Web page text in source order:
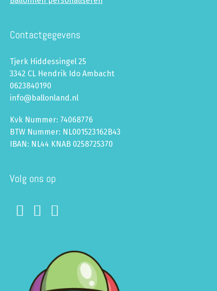
Contactgegevens
Tjerk Hiddessingel 25
3342 CL Hendrik Ido Ambacht
0623840190
info@ballonland.nl
Kvk Nummer: 74068776
BTW Nummer: NL001523162B43
IBAN: NL44 KNAB 0258725370
Volg ons op